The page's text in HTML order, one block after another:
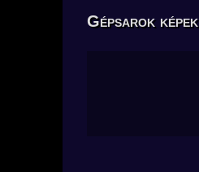
Gépsarok képek